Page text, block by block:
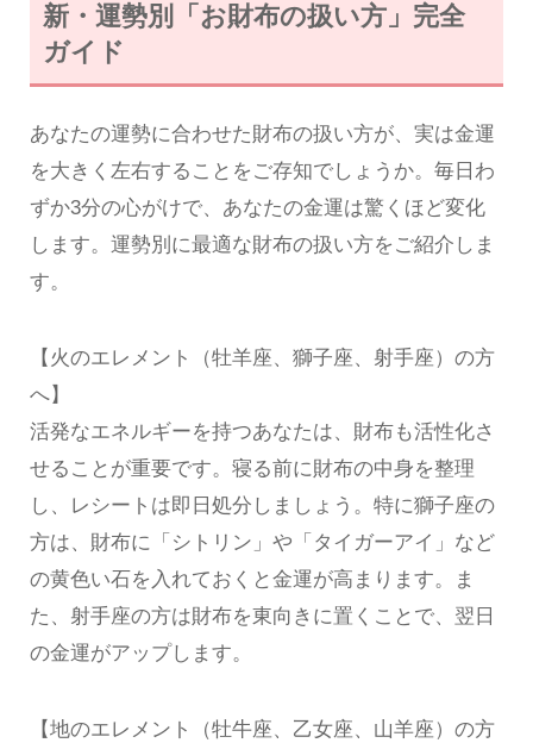
新・運勢別「お財布の扱い方」完全
ガイド
あなたの運勢に合わせた財布の扱い方が、実は金運
を大きく左右することをご存知でしょうか。毎日わ
ずか3分の心がけで、あなたの金運は驚くほど変化
します。運勢別に最適な財布の扱い方をご紹介しま
す。
【火のエレメント（牡羊座、獅子座、射手座）の方
へ】
活発なエネルギーを持つあなたは、財布も活性化さ
せることが重要です。寝る前に財布の中身を整理
し、レシートは即日処分しましょう。特に獅子座の
方は、財布に「シトリン」や「タイガーアイ」など
の黄色い石を入れておくと金運が高まります。ま
た、射手座の方は財布を東向きに置くことで、翌日
の金運がアップします。
【地のエレメント（牡牛座、乙女座、山羊座）の方